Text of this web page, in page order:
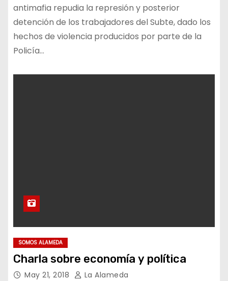
antimafia repudia la represión y posterior
detención de los trabajadores del Subte, dado los
hechos de violencia producidos por parte de la
Policía…
SOMOS ALAMEDA
Charla sobre economía y política
May 21, 2018 La Alameda